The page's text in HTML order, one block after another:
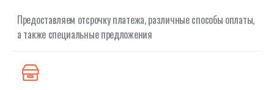
Предоставляем отсрочку платежа, различные способы оплаты,
а также специальные предложения